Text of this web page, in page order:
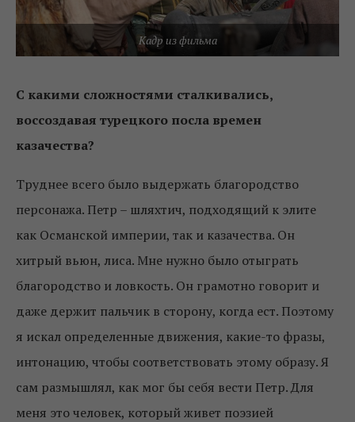
Кадр из фильма
С какими сложностями сталкивались,
воссоздавая турецкого посла времен
казачества?
Труднее всего было выдержать благородство
персонажа. Петр – шляхтич, подходящий к элите
как Османской империи, так и казачества. Он
хитрый вьюн, лиса. Мне нужно было отыграть
благородство и ловкость. Он грамотно говорит и
даже держит пальчик в сторону, когда ест. Поэтому
я искал определенные движения, какие-то фразы,
интонацию, чтобы соответствовать этому образу. Я
сам размышлял, как мог бы себя вести Петр. Для
меня это человек, который живет поэзией